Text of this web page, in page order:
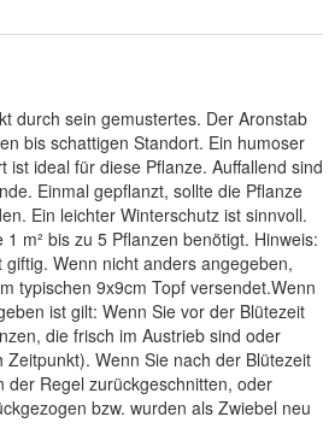
durch sein gemustertes. Der Aronstab
bis schattigen Standort. Ein humoser
ist ideal für diese Pflanze. Auffallend sind
Einmal gepflanzt, sollte die Pflanze
Ein leichter Winterschutz ist sinnvoll.
m² bis zu 5 Pflanzen benötigt. Hinweis:
Wenn nicht anders angegeben,
typischen 9x9cm Topf versendet.Wenn
ist gilt: Wenn Sie vor der Blütezeit
die frisch im Austrieb sind oder
Wenn Sie nach der Blütezeit
der Regel zurückgeschnitten, oder
bzw. wurden als Zwiebel neu